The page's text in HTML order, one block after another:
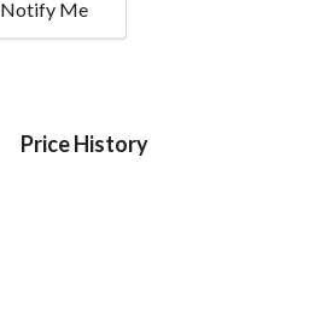
Notify Me
Price History